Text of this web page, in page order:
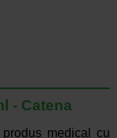
- Catena
medical cu